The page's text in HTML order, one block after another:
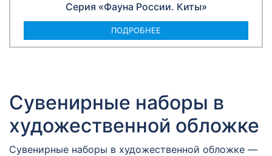
Серия «Фауна России. Киты»
ПОДРОБНЕЕ
Сувенирные наборы в
художественной обложке
Сувенирные наборы в художественной обложке —